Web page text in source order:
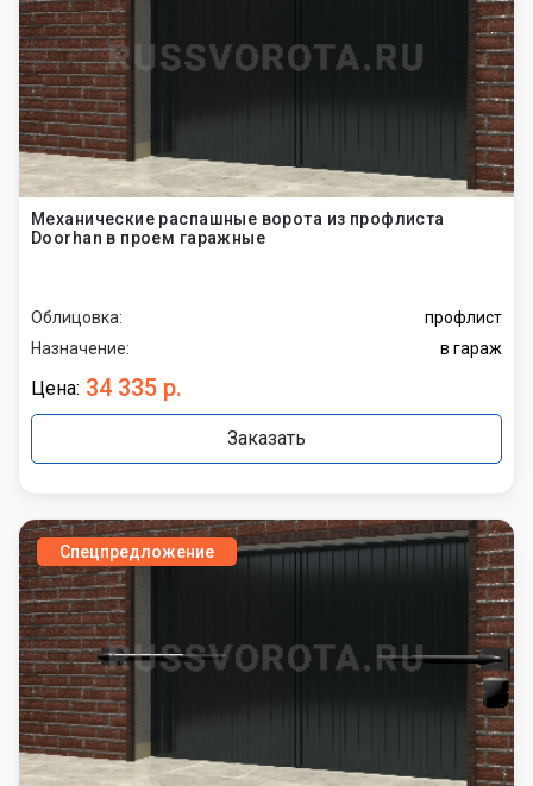
Механические распашные ворота из профлиста
Doorhan в проем гаражные
Облицовка:
профлист
Назначение:
в гараж
Цена: 34 335 р.
Заказать
Спецпредложение